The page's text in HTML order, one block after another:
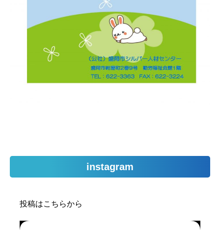
instagram
投稿はこちらから